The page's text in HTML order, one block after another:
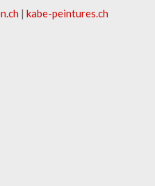
.ch | kabe-peintures.ch